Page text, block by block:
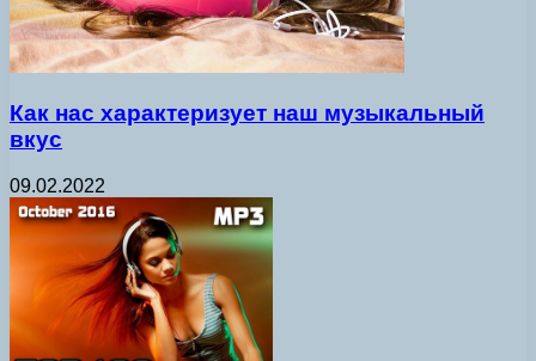
Как нас характеризует наш музыкальный
вкус
09.02.2022